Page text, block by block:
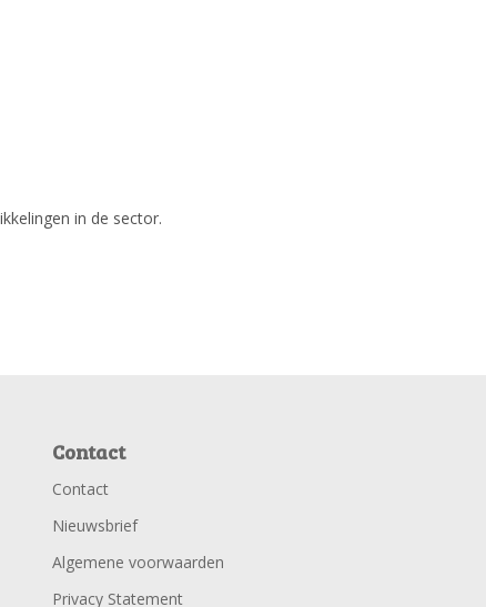
in de sector.
Contact
Contact
Nieuwsbrief
Algemene voorwaarden
Privacy Statement